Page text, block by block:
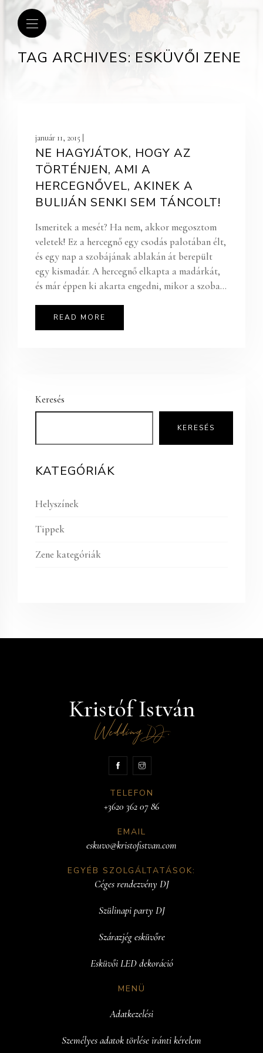
TAG ARCHIVES: ESKÜVŐI ZENE
január 11, 2015 |
NE HAGYJÁTOK, HOGY AZ
TÖRTÉNJEN, AMI A
HERCEGNŐVEL, AKINEK A
BULIJÁN SENKI SEM TÁNCOLT!
Ismeritek a mesét? Ha nem, akkor megosztom
veletek! Ez a hercegnő egy csodás palotában élt,
és egy nap a szobájának ablakán át berepült
egy kismadár. A hercegnő elkapta a madárkát,
és már éppen ki akarta engedni, mikor a szoba...
READ MORE
Keresés
KERESÉS
KATEGÓRIÁK
Helyszínek
Tippek
Zene kategóriák
Kristóf István
WeddingDJ.
TELEFON
+3620 362 07 86
EMAIL
eskuvo@kristofistvan.com
EGYÉB SZOLGÁLTATÁSOK:
Céges rendezvény DJ
Szülinapi party DJ
Szárazjég esküvőre
Esküvői LED dekoráció
MENÜ
Adatkezelési
Személyes adatok törlése iránti kérelem